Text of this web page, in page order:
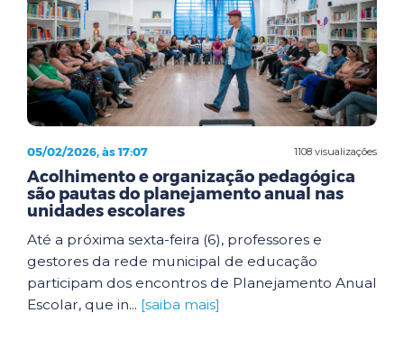
1108 visualizações
05/02/2026, às 17:07
Acolhimento e organização pedagógica
são pautas do planejamento anual nas
unidades escolares
Até a próxima sexta-feira (6), professores e
gestores da rede municipal de educação
participam dos encontros de Planejamento Anual
Escolar, que in... [saiba mais]